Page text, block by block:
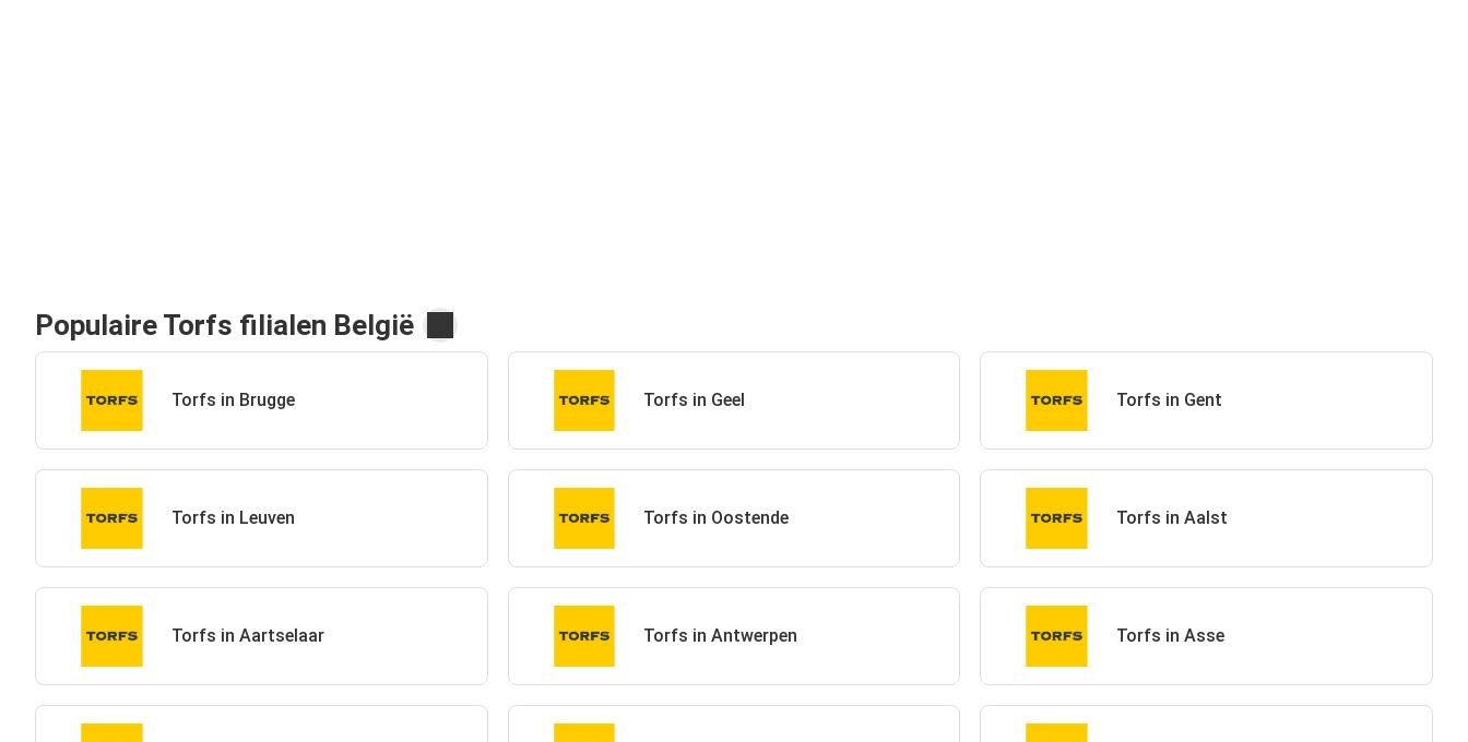
Populaire Torfs filialen België
Torfs in Brugge Torfs in Geel Torfs in Gent
Torfs in Leuven Torfs in Oostende Torfs in Aalst
Torfs in Aartselaar Torfs in Antwerpen Torfs in Asse